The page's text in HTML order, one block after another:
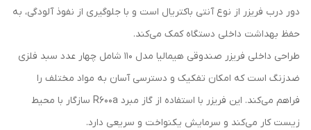
دور درب فریزر از نوع آنتی‌ باکتریال است و با جلوگیری از نفوذ آلودگی، به
حفظ بهداشت داخلی دستگاه کمک می‌کند.
طراحی داخلی فریزر صندوقی هیمالیا مدل ۱۱۰ شامل چهار عدد سبد فلزی
ضدزنگ است که امکان تفکیک و دسترسی آسان به مواد مختلف را
فراهم می‌کند. این فریزر با استفاده از گاز مبرد R600a سازگار با محیط‌
زیست کار می‌کند و سرمایش یکنواخت و سریعی دارد.